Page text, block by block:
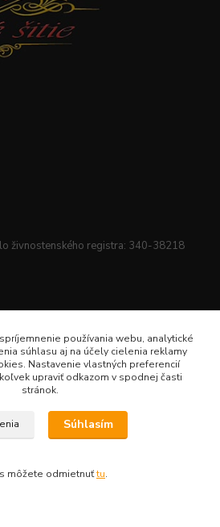
živnostenského registra: 340-38218
používania webu, analytické
súhlasu aj na účely cielenia reklamy
Nastavenie vlastných preferencií
upraviť odkazom v spodnej časti
stránok.
Súhlasím
môžete odmietnuťtu.